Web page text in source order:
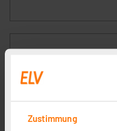
Zustimmung